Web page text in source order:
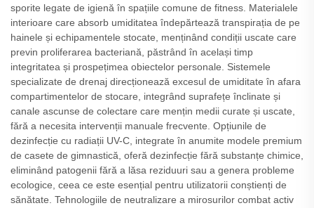
sporite legate de igienă în spațiile comune de fitness. Materialele
interioare care absorb umiditatea îndepărtează transpirația de pe
hainele și echipamentele stocate, menținând condiții uscate care
previn proliferarea bacteriană, păstrând în același timp
integritatea și prospețimea obiectelor personale. Sistemele
specializate de drenaj direcționează excesul de umiditate în afara
compartimentelor de stocare, integrând suprafețe înclinate și
canale ascunse de colectare care mențin medii curate și uscate,
fără a necesita intervenții manuale frecvente. Opțiunile de
dezinfecție cu radiații UV-C, integrate în anumite modele premium
de casete de gimnastică, oferă dezinfecție fără substanțe chimice,
eliminând patogenii fără a lăsa reziduuri sau a genera probleme
ecologice, ceea ce este esențial pentru utilizatorii conștienți de
sănătate. Tehnologiile de neutralizare a mirosurilor combat activ